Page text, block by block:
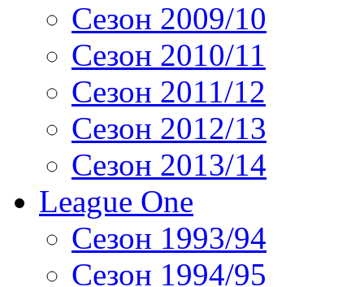
Сезон 2009/10
Сезон 2010/11
Сезон 2011/12
Сезон 2012/13
Сезон 2013/14
League One
Сезон 1993/94
Сезон 1994/95